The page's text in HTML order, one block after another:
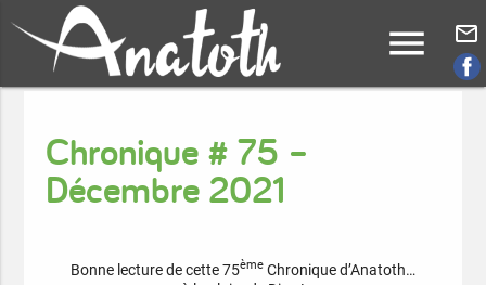
menu mail_outline
Chronique # 75 –
Décembre 2021
Bonne lecture de cette 75ème Chronique d’Anatoth…